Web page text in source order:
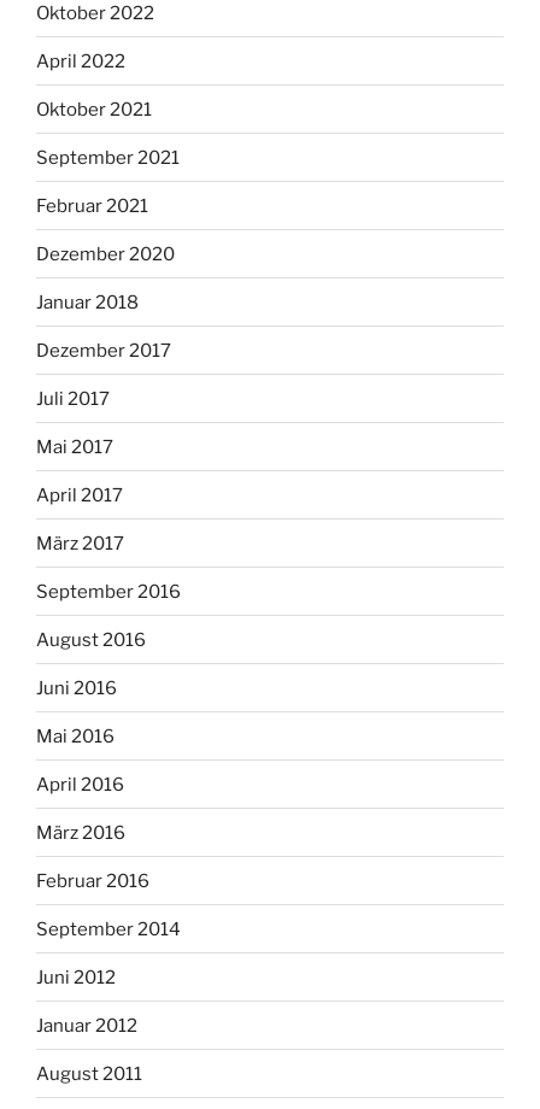
Oktober 2022
April 2022
Oktober 2021
September 2021
Februar 2021
Dezember 2020
Januar 2018
Dezember 2017
Juli 2017
Mai 2017
April 2017
März 2017
September 2016
August 2016
Juni 2016
Mai 2016
April 2016
März 2016
Februar 2016
September 2014
Juni 2012
Januar 2012
August 2011